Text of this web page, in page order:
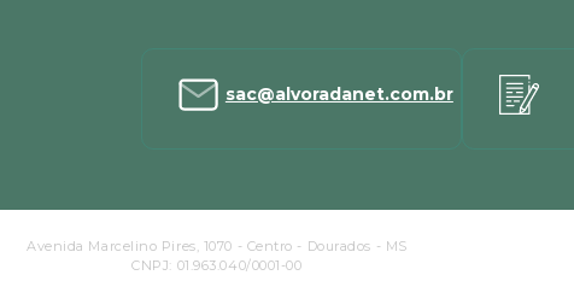
sac@alvoradanet.com.br
Avenida Marcelino Pires, 1070 - Centro - Dourados - MS
CNPJ: 01.963.040/0001-00